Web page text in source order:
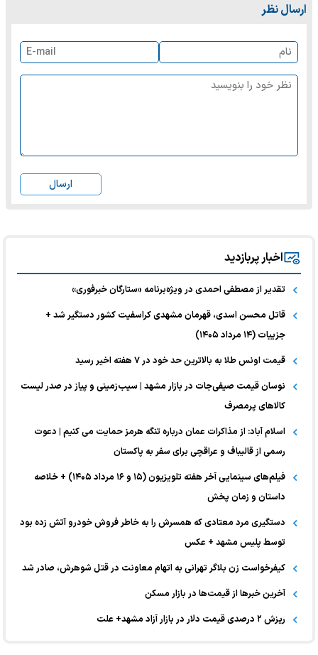
ارسال نظر
ارسال
اخبار پربازدید
تقدیر از مصطفی احمدی در ویژه‌برنامه «ستارگان خبرفوری»
قاتل محسن اسدی، قهرمان مشهدی کراسفیت کشور دستگیر شد +
جزییات (۱۴ مرداد ۱۴۰۵)
قیمت اونس طلا به بالاترین حد خود در ۷ هفته اخیر رسید
نوسان قیمت صیفی‌جات در بازار مشهد | سیب‌زمینی و پیاز در صدر لیست
کالا‌های پرمصرف
اسلام آباد: از مذاکرات عمان درباره تنگه هرمز حمایت می کنیم | دعوت
رسمی از قالیباف و عراقچی برای سفر به پاکستان
فیلم‌های سینمایی آخر هفته تلویزیون (۱۵ و ۱۶ مرداد ۱۴۰۵) + خلاصه
داستان و زمان پخش
دستگیری مرد معتادی که همسرش را به خاطر فروش خودرو آتش زده بود
توسط پلیس مشهد + عکس
کیفرخواست زن بلاگر تهرانی به اتهام معاونت در قتل شوهرش، صادر شد
آخرین خبر‌ها از قیمت‌ها در بازار مسکن
ریزش ۲ درصدی قیمت دلار در بازار آزاد مشهد+ علت